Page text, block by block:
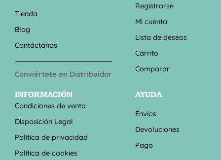
Tienda
Blog
Contáctanos
Conviértete en Distribuidor
Registrarse
Mi cuenta
Lista de deseos
Carrito
Comparar
INFORMACIÓN
Condiciones de venta
Disposición Legal
Política de privacidad
Política de cookies
AYUDA
Envíos
Devoluciones
Pago